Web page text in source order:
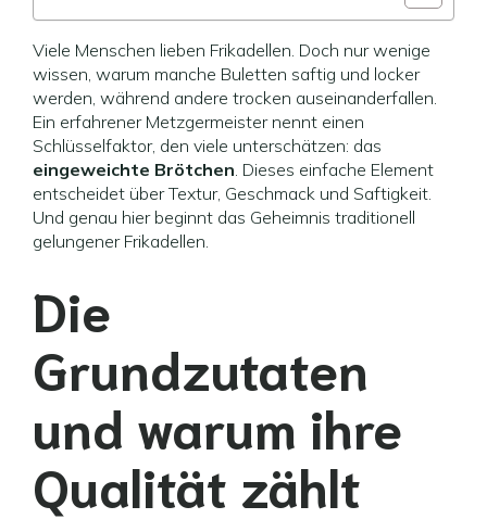
Viele Menschen lieben Frikadellen. Doch nur wenige
wissen, warum manche Buletten saftig und locker
werden, während andere trocken auseinanderfallen.
Ein erfahrener Metzgermeister nennt einen
Schlüsselfaktor, den viele unterschätzen: das
eingeweichte Brötchen. Dieses einfache Element
entscheidet über Textur, Geschmack und Saftigkeit.
Und genau hier beginnt das Geheimnis traditionell
gelungener Frikadellen.
Die
Grundzutaten
und warum ihre
Qualität zählt